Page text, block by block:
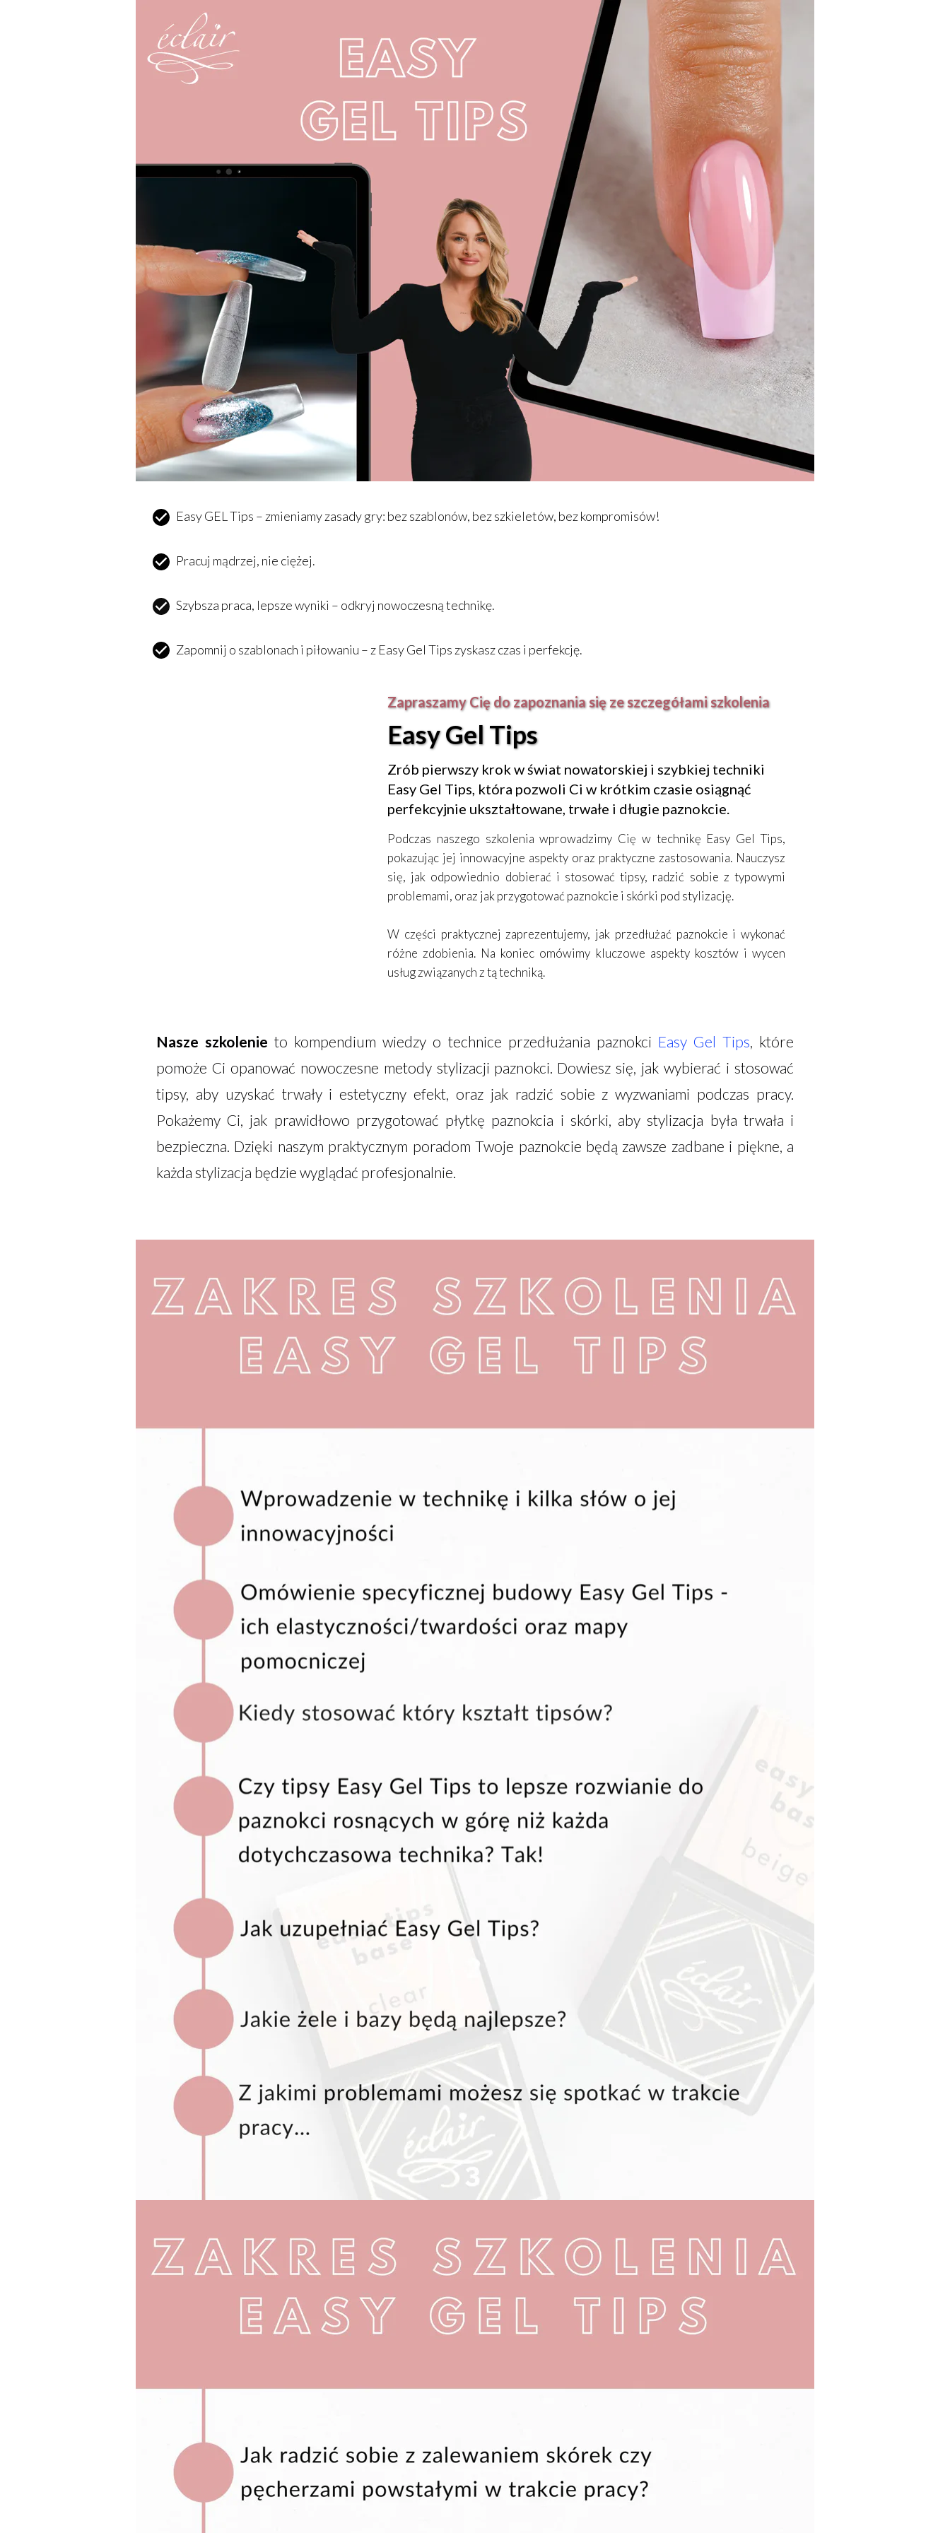
Easy Gel Tips
Zrób pierwszy krok w świat nowatorskiej i szybkiej techniki
Easy Gel Tips, która pozwoli Ci w krótkim czasie osiągnąć
perfekcyjnie ukształtowane, trwałe i długie paznokcie.
Podczas naszego szkolenia wprowadzimy Cię w technikę Easy Gel Tips,
pokazując jej innowacyjne aspekty oraz praktyczne zastosowania. Nauczysz
się, jak odpowiednio dobierać i stosować tipsy, radzić sobie z typowymi
problemami, oraz jak przygotować paznokcie i skórki pod stylizację.
W części praktycznej zaprezentujemy, jak przedłużać paznokcie i wykonać
różne zdobienia. Na koniec omówimy kluczowe aspekty kosztów i wycen
usług związanych z tą techniką.
Zapraszamy Cię do zapoznania się ze szczegółami szkolenia
Easy GEL Tips – zmieniamy zasady gry: bez szablonów, bez szkieletów, bez kompromisów!
Pracuj mądrzej, nie ciężej.
Szybsza praca, lepsze wyniki – odkryj nowoczesną technikę.
Zapomnij o szablonach i piłowaniu – z Easy Gel Tips zyskasz czas i perfekcję.
Nasze szkolenieto kompendium wiedzy o technice przedłużania paznokci Easy Gel Tips, które
pomoże Ci opanować nowoczesne metody stylizacji paznokci. Dowiesz się, jak wybierać i stosować
tipsy, aby uzyskać trwały i estetyczny efekt, oraz jak radzić sobie z wyzwaniami podczas pracy.
Pokażemy Ci, jak prawidłowo przygotować płytkę paznokcia i skórki, aby stylizacja była trwała i
bezpieczna. Dzięki naszym praktycznym poradom Twoje paznokcie będą zawsze zadbane i piękne, a
każda stylizacja będzie wyglądać profesjonalnie.